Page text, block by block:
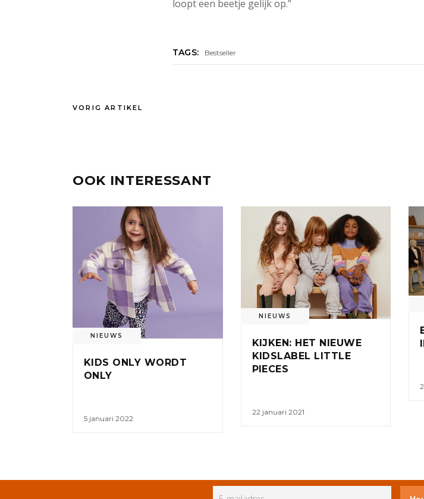
loopt een beetje gelijk op.”
TAGS: Bestseller
VORIG ARTIKEL
OOK INTERESSANT
NIEUWS
KIDS ONLY WORDT
ONLY
5 januari 2022
NIEUWS
KIJKEN: HET NIEUWE
KIDSLABEL LITTLE
PIECES
22 januari 2021